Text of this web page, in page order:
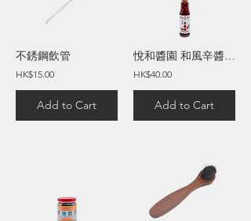
不銹鋼飲管
HK$15.00
Add to Cart
悅和醬園 和風辛醬油 (150毫升)
HK$40.00
Add to Cart